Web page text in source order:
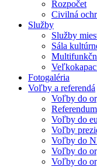
Rozpočet
Civilná
Služby
Služby
Sála
Fotogaléria
Voľby a referendá
Voľby do
Voľby do
Voľby
Voľby do
Voľby do
Voľby do